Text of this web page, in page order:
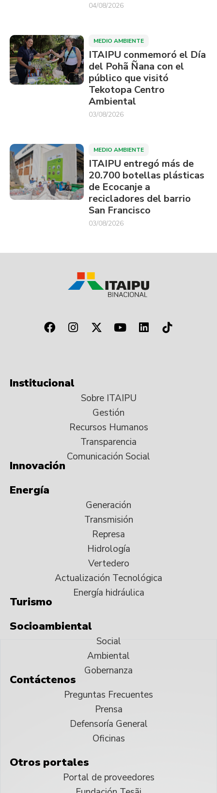
04/08/2026
MEDIO AMBIENTE
ITAIPU conmemoró el Día
del Pohã Ñana con el
público que visitó
Tekotopa Centro
Ambiental
03/08/2026
MEDIO AMBIENTE
ITAIPU entregó más de
20.700 botellas plásticas
de Ecocanje a
recicladores del barrio
San Francisco
03/08/2026
Institucional
Sobre ITAIPU
Gestión
Recursos Humanos
Transparencia
Comunicación Social
Innovación
Energía
Generación
Transmisión
Represa
Hidrología
Vertedero
Actualización Tecnológica
Energía hidráulica
Turismo
Socioambiental
Social
Ambiental
Gobernanza
Contáctenos
Preguntas Frecuentes
Prensa
Defensoría General
Oficinas
Otros portales
Portal de proveedores